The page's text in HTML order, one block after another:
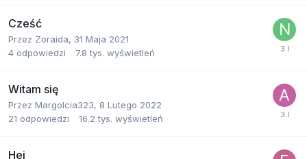
Cześć
Przez Zoraida, 31 Maja 2021
4 odpowiedzi 7.8 tys. wyświetleń
Witam się
Przez Margolcia323, 8 Lutego 2022
21 odpowiedzi 16.2 tys. wyświetleń
Hej